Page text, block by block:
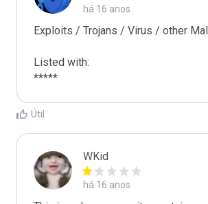
há 16 anos
Exploits / Trojans / Virus / other
Listed with:
*****
Útil
WKid
há 16 anos